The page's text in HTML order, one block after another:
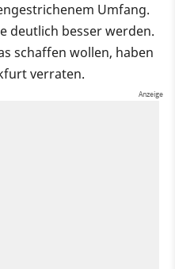
Umfang.
deutlich besser werden.
schaffen wollen, haben
verraten.